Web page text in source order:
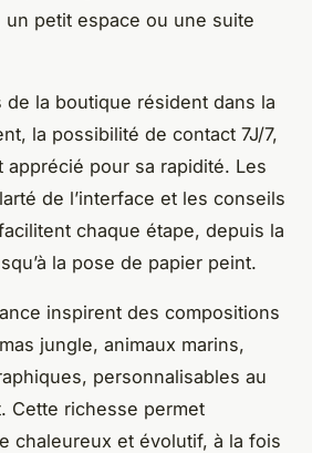
un petit espace ou une suite
de la boutique résident dans la
la possibilité de contact 7J/7,
pour sa rapidité. Les
de l’interface et les conseils
chaque étape, depuis la
la pose de papier peint.
inspirent des compositions
jungle, animaux marins,
personnalisables au
Cette richesse permet
chaleureux et évolutif, à la fois